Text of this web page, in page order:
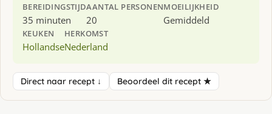
BEREIDINGSTIJD
35 minuten
AANTAL PERSONEN
20
MOEILIJKHEID
Gemiddeld
KEUKEN
Hollandse
HERKOMST
Nederland
Direct naar recept ↓ Beoordeel dit recept ★